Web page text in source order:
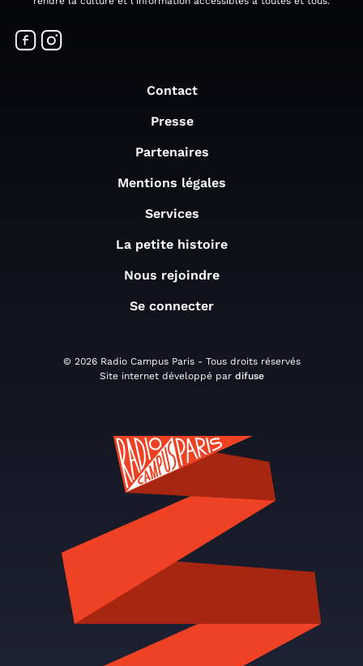
Contact
Presse
Partenaires
Mentions légales
Services
La petite histoire
Nous rejoindre
Se connecter
© 2026 Radio Campus Paris - Tous droits réservés
Site internet développé par difuse